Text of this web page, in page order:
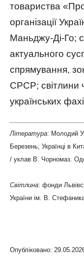
товариства
організації
Маньджу-Ді-Го;
актуального
спрямування,
СРСР; світлини
українських
Література: Молодий
Березень; Українці в
/ уклав В. Чорномаз.
Світлина: фонди
України ім. В.
Опубліковано: